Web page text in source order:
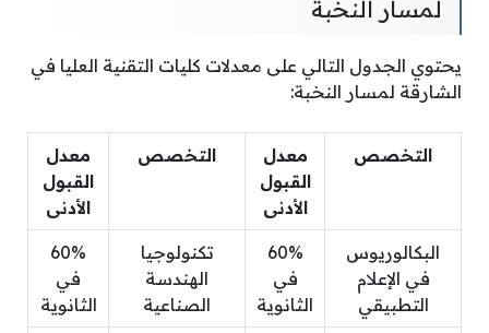
لمسار النخبة
يحتوي الجدول التالي على معدلات كليات التقنية العليا في
الشارقة لمسار النخبة:
التخصص
معدل
القبول
الأدنى
التخصص
معدل
القبول
الأدنى
البكالوريوس
في الإعلام
التطبيقي
60%
في
الثانوية
تكنولوجيا
الهندسة
الصناعية
60%
في
الثانوية